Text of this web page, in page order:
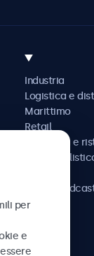
Industria
Logistica e
Marittimo
Retail
Ospitalità e
AV e
Sanità
per
e